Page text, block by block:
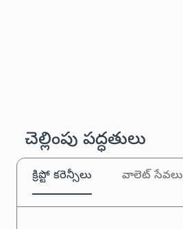
చెల్లింపు పద్ధతులు
క్రిప్టో కరెన్సీలు వాలెట్ సేవలు